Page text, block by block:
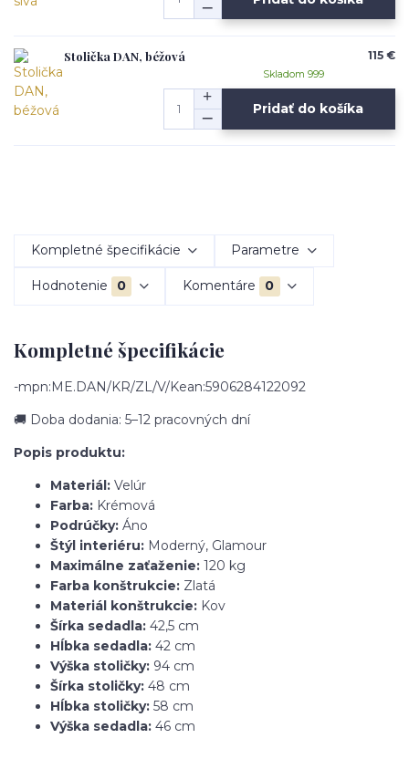
Stolička DAN, béžová 115 €
Skladom 999
Pridať do košíka
Kompletné špecifikácie Parametre
Hodnotenie 0 Komentáre 0
Kompletné špecifikácie
-mpn:ME.DAN/KR/ZL/V/Kean:5906284122092
🚚 Doba dodania: 5–12 pracovných dní
Popis produktu:
Materiál: Velúr
Farba: Krémová
Podrúčky: Áno
Štýl interiéru: Moderný, Glamour
Maximálne zaťaženie: 120 kg
Farba konštrukcie: Zlatá
Materiál konštrukcie: Kov
Šírka sedadla: 42,5 cm
Hĺbka sedadla: 42 cm
Výška stoličky: 94 cm
Šírka stoličky: 48 cm
Hĺbka stoličky: 58 cm
Výška sedadla: 46 cm